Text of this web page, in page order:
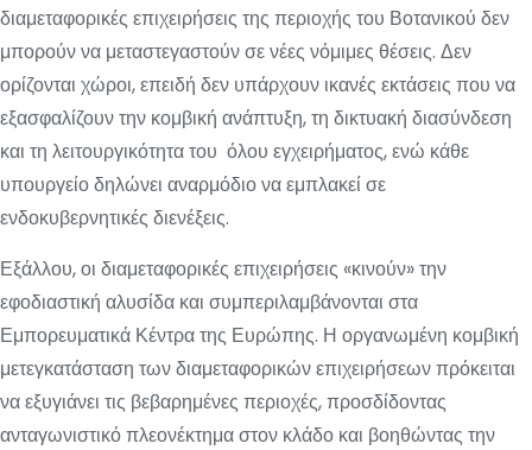
διαμεταφορικές επιχειρήσεις της περιοχής του Βοτανικού δεν
μπορούν να μεταστεγαστούν σε νέες νόμιμες θέσεις. Δεν
ορίζονται χώροι, επειδή δεν υπάρχουν ικανές εκτάσεις που να
εξασφαλίζουν την κομβική ανάπτυξη, τη δικτυακή διασύνδεση
και τη λειτουργικότητα του όλου εγχειρήματος, ενώ κάθε
υπουργείο δηλώνει αναρμόδιο να εμπλακεί σε
ενδοκυβερνητικές διενέξεις.
Εξάλλου, οι διαμεταφορικές επιχειρήσεις «κινούν» την
εφοδιαστική αλυσίδα και συμπεριλαμβάνονται στα
Εμπορευματικά Κέντρα της Ευρώπης. Η οργανωμένη κομβική
μετεγκατάσταση των διαμεταφορικών επιχειρήσεων πρόκειται
να εξυγιάνει τις βεβαρημένες περιοχές, προσδίδοντας
ανταγωνιστικό πλεονέκτημα στον κλάδο και βοηθώντας την